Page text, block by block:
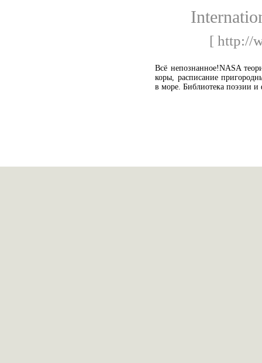
[ http://
Всё непознанное!NASA
коры, расписание
в море. Библиотека поэзии и